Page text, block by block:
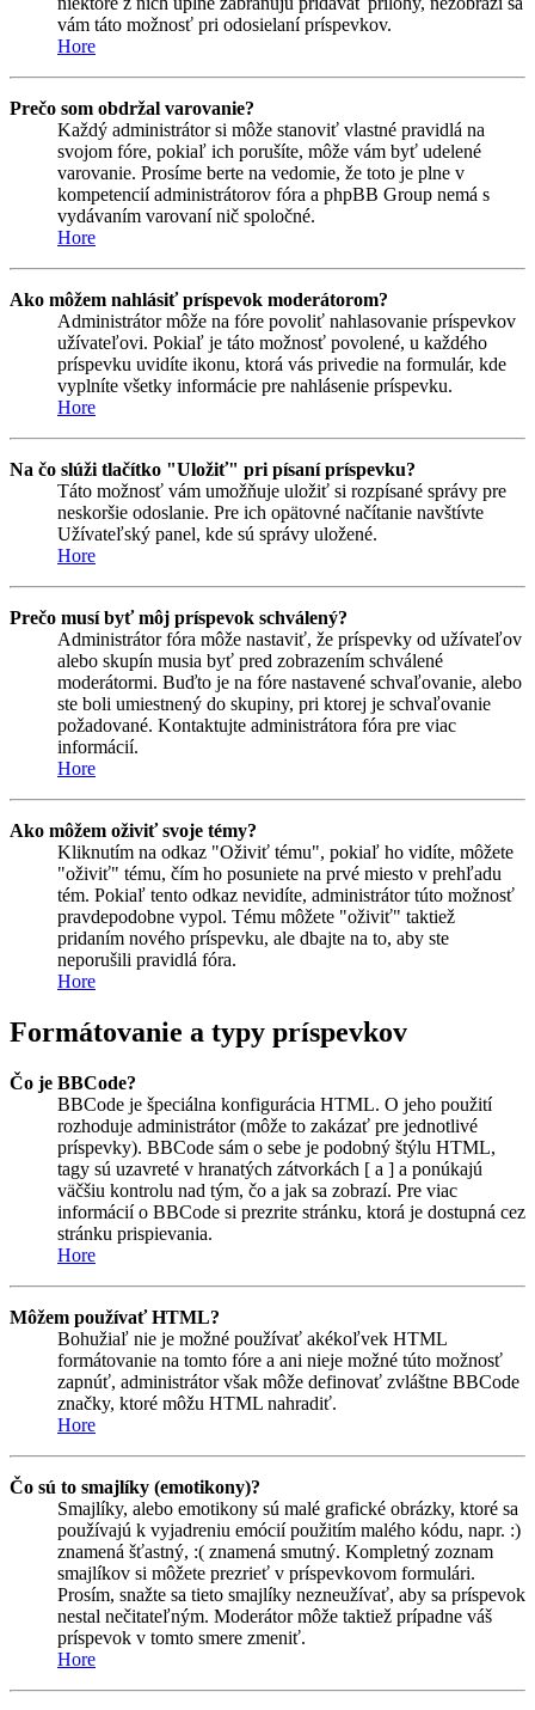
vám táto možnosť pri odosielaní príspevkov.
Hore
Prečo som obdržal varovanie?
Každý administrátor si môže stanoviť vlastné pravidlá na
svojom fóre, pokiaľ ich porušíte, môže vám byť udelené
varovanie. Prosíme berte na vedomie, že toto je plne v
kompetencií administrátorov fóra a phpBB Group nemá s
vydávaním varovaní nič spoločné.
Hore
Ako môžem nahlásiť príspevok moderátorom?
Administrátor môže na fóre povoliť nahlasovanie príspevkov
užívateľovi. Pokiaľ je táto možnosť povolené, u každého
príspevku uvidíte ikonu, ktorá vás privedie na formulár, kde
vyplníte všetky informácie pre nahlásenie príspevku.
Hore
Na čo slúži tlačítko "Uložiť" pri písaní príspevku?
Táto možnosť vám umožňuje uložiť si rozpísané správy pre
neskoršie odoslanie. Pre ich opätovné načítanie navštívte
Užívateľský panel, kde sú správy uložené.
Hore
Prečo musí byť môj príspevok schválený?
Administrátor fóra môže nastaviť, že príspevky od užívateľov
alebo skupín musia byť pred zobrazením schválené
moderátormi. Buďto je na fóre nastavené schvaľovanie, alebo
ste boli umiestnený do skupiny, pri ktorej je schvaľovanie
požadované. Kontaktujte administrátora fóra pre viac
informácií.
Hore
Ako môžem oživiť svoje témy?
Kliknutím na odkaz "Oživiť tému", pokiaľ ho vidíte, môžete
"oživiť" tému, čím ho posuniete na prvé miesto v prehľadu
tém. Pokiaľ tento odkaz nevidíte, administrátor túto možnosť
pravdepodobne vypol. Tému môžete "oživiť" taktiež
pridaním nového príspevku, ale dbajte na to, aby ste
neporušili pravidlá fóra.
Hore
Formátovanie a typy príspevkov
Čo je BBCode?
BBCode je špeciálna konfigurácia HTML. O jeho použití
rozhoduje administrátor (môže to zakázať pre jednotlivé
príspevky). BBCode sám o sebe je podobný štýlu HTML,
tagy sú uzavreté v hranatých zátvorkách [ a ] a ponúkajú
väčšiu kontrolu nad tým, čo a jak sa zobrazí. Pre viac
informácií o BBCode si prezrite stránku, ktorá je dostupná cez
stránku prispievania.
Hore
Môžem používať HTML?
Bohužiaľ nie je možné používať akékoľvek HTML
formátovanie na tomto fóre a ani nieje možné túto možnosť
zapnúť, administrátor však môže definovať zvláštne BBCode
značky, ktoré môžu HTML nahradiť.
Hore
Čo sú to smajlíky (emotikony)?
Smajlíky, alebo emotikony sú malé grafické obrázky, ktoré sa
používajú k vyjadreniu emócií použitím malého kódu, napr. :)
znamená šťastný, :( znamená smutný. Kompletný zoznam
smajlíkov si môžete prezrieť v príspevkovom formulári.
Prosím, snažte sa tieto smajlíky nezneužívať, aby sa príspevok
nestal nečitateľným. Moderátor môže taktiež prípadne váš
príspevok v tomto smere zmeniť.
Hore